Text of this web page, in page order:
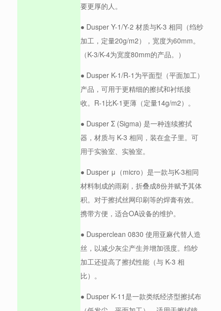
要更厚的人。
● Dusper Y-1/Y-2 材质与K-3 相同（绉纱
加工，定量20g/m2），宽度为60mm。
（K-3/K-4为宽度80mm的产品。）
● Dusper K-1/R-1为平面型（平面加工）
产品，可用于更精细的擦拭和衬纸接
收。R-1比K-1更薄（定量14g/m2）。
● Dusper Σ (Sigma) 是一种连续擦拭
器，材质与 K-3 相同，装在盒子里。可
用于实验室、实验室。
● Dusper μ（micro）是一款与K-3相同
材料制成的雨刷，折叠成8份并赋予其体
积。对于擦拭丝网印刷等的焊膏有效。
携带方便，适合OA设备的维护。
● Dusperclean 0830 使用亚麻代替人造
丝，以减少灰尘产生并增加强度。绉纱
加工还提高了擦拭性能（与 K-3 相
比）。
● Dusper K-11是一款类纸经济型擦拭布